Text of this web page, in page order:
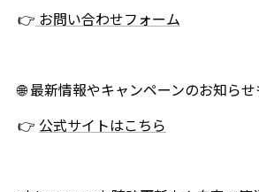
👉 お問い合わせフォーム
🌐 最新情報やキャンペーンのお知ら
👉 公式サイトはこちら